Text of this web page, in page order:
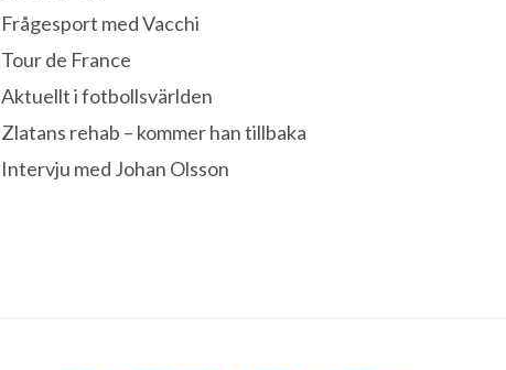
Frågesport med Vacchi
Tour de France
Aktuellt i fotbollsvärlden
Zlatans rehab – kommer han tillbaka
Intervju med Johan Olsson